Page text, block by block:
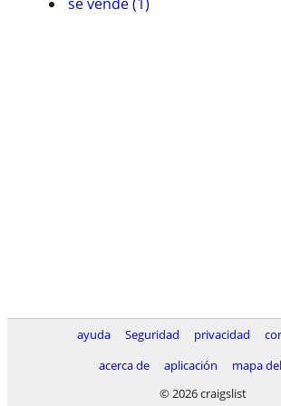
ayuda Seguridad privacidad
acerca de
aplicación
mapa
© 2026 craigslist